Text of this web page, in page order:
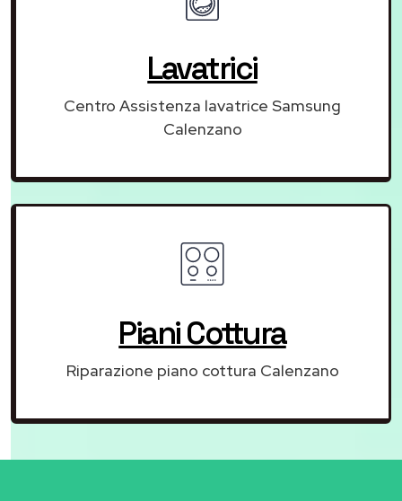
Lavatrici
Centro Assistenza lavatrice Samsung
Calenzano
Piani Cottura
Riparazione piano cottura Calenzano